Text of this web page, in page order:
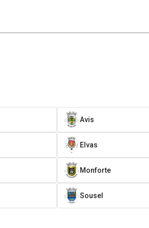
Avis
Elvas
Monforte
Sousel